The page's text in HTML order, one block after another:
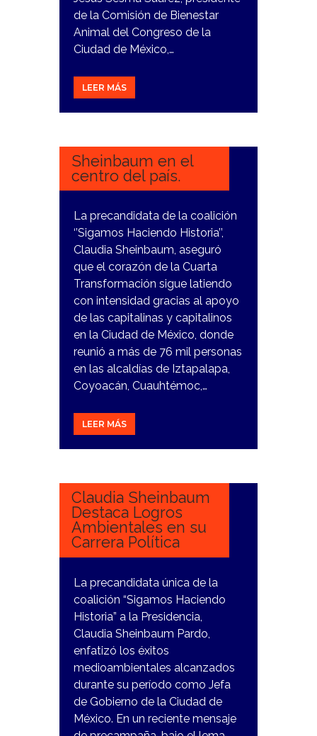
de la Comisión de Bienestar
Animal del Congreso de la
Ciudad de México,…
LEER MÁS
2
Sheinbaum en el
centro del país.
La precandidata de la coalición
‘’Sigamos Haciendo Historia’’,
Claudia Sheinbaum, aseguró
que el corazón de la Cuarta
Transformación sigue latiendo
con intensidad gracias al apoyo
de las capitalinas y capitalinos
en la Ciudad de México, donde
reunió a más de 76 mil personas
en las alcaldías de Iztapalapa,
Coyoacán, Cuauhtémoc,…
LEER MÁS
1
Claudia Sheinbaum
Destaca Logros
Ambientales en su
Carrera Política
La precandidata única de la
coalición “Sigamos Haciendo
Historia” a la Presidencia,
Claudia Sheinbaum Pardo,
enfatizó los éxitos
medioambientales alcanzados
durante su período como Jefa
de Gobierno de la Ciudad de
México. En un reciente mensaje